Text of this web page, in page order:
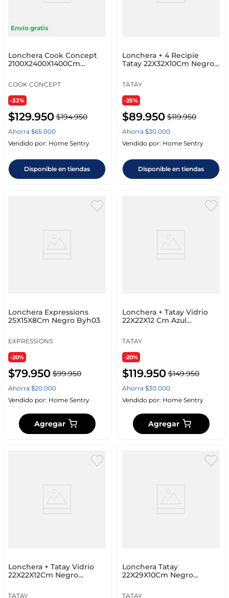
Envío gratis
Lonchera Cook Concept
2100X2400X1400Cm
COOK CONCEPT
-33%
$129.950 $194.950
Ahorra $65.000
Vendido por: Home Sentry
Disponible en tiendas
Lonchera + 4 Recipie
Tatay 22X32X10Cm Negro
TATAY
-25%
$89.950 $119.950
Ahorra $30.000
Vendido por: Home Sentry
Disponible en tiendas
Lonchera Expressions
25X15X8Cm Negro Byh03
EXPRESSIONS
-20%
$79.950 $99.950
Ahorra $20.000
Vendido por: Home Sentry
Agregar
Lonchera + Tatay Vidrio
22X22X12 Cm Azul
TATAY
-20%
$119.950 $149.950
Ahorra $30.000
Vendido por: Home Sentry
Agregar
Lonchera + Tatay Vidrio
22X22X12Cm Negro
TATAY
Lonchera Tatay
22X29X10Cm Negro
TATAY